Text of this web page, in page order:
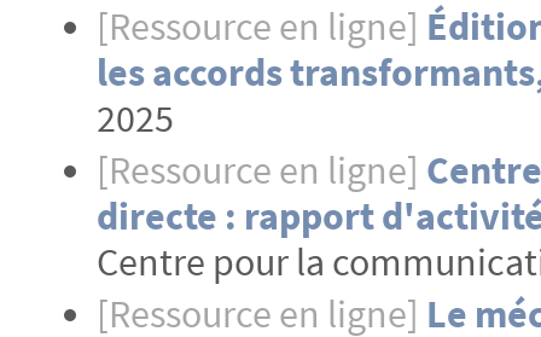
[Ressource en ligne]
les accords
2025
[Ressource en ligne]
directe : rapport
Centre pour la
[Ressource en ligne] Le